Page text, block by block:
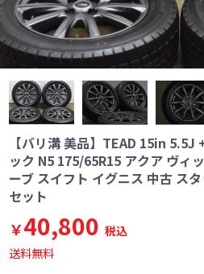
【バリ溝 美品】TEAD 15in 5.5J
ック N5 175/65R15 アクア ヴィ
ーブ スイフト イグニス 中古 ス
セット
￥40,800 税込
送料無料